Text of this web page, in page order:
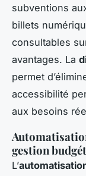
subventions
billets
consultables
avantages. La
permet
accessibilité
aux besoins
gestion
L’